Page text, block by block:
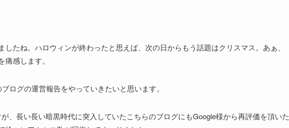
たね。ハロウィンが終わったと思えば、次の日からもう話題はクリスマス。あぁ、
感します。
ログの運営報告をやっていきたいと思います。
、長い長い暗黒時代に突入していたこちらのブログにもGoogle様から再評価を頂いた